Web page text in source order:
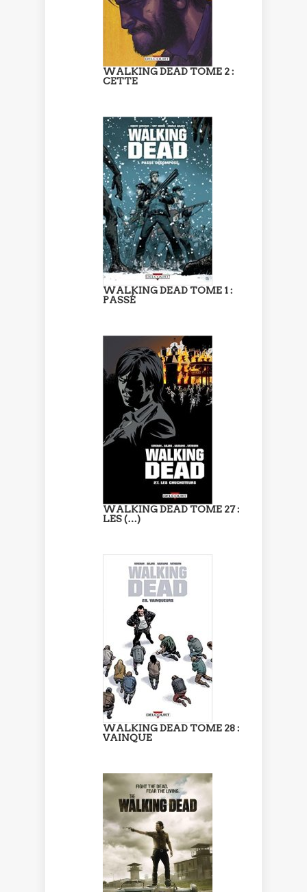
WALKING DEAD TOME 2 :
CETTE
WALKING DEAD TOME 1 :
PASSÉ
WALKING DEAD TOME 27 :
LES (…)
WALKING DEAD TOME 28 :
VAINQUE